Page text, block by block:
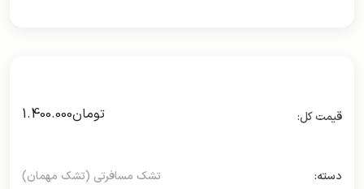
تومان1.400.000
دسته: تشک مسافرتی (تشک مهمان)